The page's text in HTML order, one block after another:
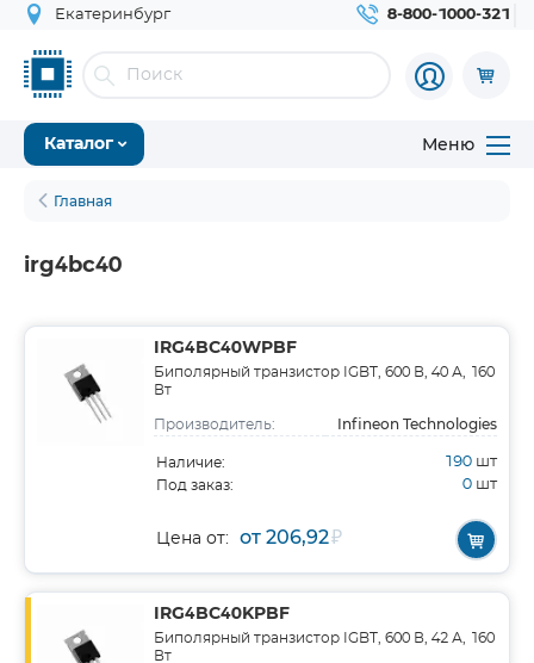
Екатеринбург 8-800-1000-321
Каталог Меню
Главная
irg4bc40
IRG4BC40WPBF
Биполярный транзистор IGBT, 600 В, 40 А, 160
Вт
Производитель: Infineon Technologies
Наличие: 190 шт
Под заказ: 0 шт
Цена от: от 206,92₽
IRG4BC40KPBF
Биполярный транзистор IGBT, 600 В, 42 А, 160
Вт